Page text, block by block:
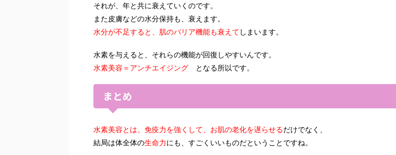
それが、年と共に衰えていくのです。
また皮膚などの水分保持も、衰えます。
水分が不足すると、肌のバリア機能も衰えて しまいます。
水素を与えると、それらの機能が回復しやすいんです。
水素美容＝アンチエイジング
となる所以です。
まとめ
水素美容とは、免疫力を強くして、お肌の老化を遅らせるだけでなく、
結局は体全体の生命力にも、すごくいいものだということですね。